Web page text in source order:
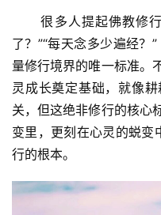
很多人提起佛教修行
了？”“每天念多少遍经？
量修行境界的唯一标准。
灵成长奠定基础，就像
关，但这绝非修行的核心
变里，更刻在心灵的蜕
行的根本。